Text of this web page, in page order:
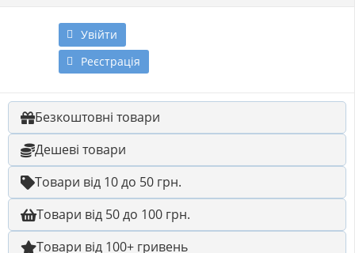
Увійти
Реєстрація
Безкоштовні товари
Дешеві товари
Товари від 10 до 50 грн.
Товари від 50 до 100 грн.
Товари від 100+ гривень